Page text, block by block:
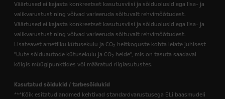
Väärtused ei kajasta konkreetset kasutusviisi ja sõiduolusid ega lisa- ja
valikvarustust ning võivad varieeruda sõltuvalt rehvimõõtudest.
Väärtused ei kajasta konkreetset kasutusviisi ja sõiduolusid ega lisa- ja
valikvarustust ning võivad varieeruda sõltuvalt rehvimõõtudest.
Lisateavet ametliku kütusekulu ja CO2 heitkoguste kohta leiate juhisest
"Uute sõiduautode kütusekulu ja CO2 heide", mis on tasuta saadaval
kõigis müügipunktides või määratud riigiasutustes.
Kasutatud sõidukid / tarbesõidukid
***Kõik esitatud andmed kehtivad standardvarustusega ELi baasmudeli